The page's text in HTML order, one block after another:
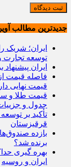
ثبت دیدگاه
جدیدترین مطالب
ایران؛ شریک
توسعه تجارت
ایران
فاصله قیمت
قیمت نهایی
جدول و
تأکید بر
قرقیزستان
بازده
برنده شد؟
بهره گیری
ایران و روسیه